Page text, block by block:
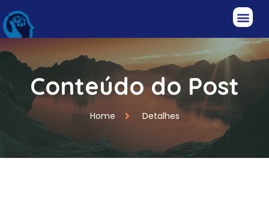
Conteúdo do Post
Home Detalhes